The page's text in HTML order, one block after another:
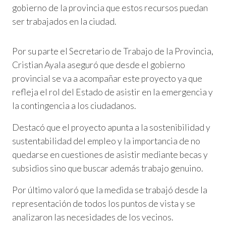
gobierno de la provincia que estos recursos puedan
ser trabajados en la ciudad.
Por su parte el Secretario de Trabajo de la Provincia,
Cristian Ayala aseguró que desde el gobierno
provincial se va a acompañar este proyecto ya que
refleja el rol del Estado de asistir en la emergencia y
la contingencia a los ciudadanos.
Destacó que el proyecto apunta a la sostenibilidad y
sustentabilidad del empleo y la importancia de no
quedarse en cuestiones de asistir mediante becas y
subsidios sino que buscar además trabajo genuino.
Por último valoró que la medida se trabajó desde la
representación de todos los puntos de vista y se
analizaron las necesidades de los vecinos.